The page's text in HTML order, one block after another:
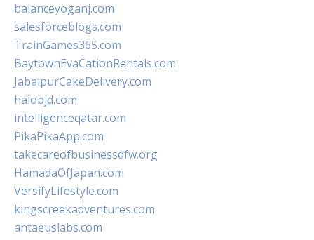
balanceyoganj.com
salesforceblogs.com
TrainGames365.com
BaytownEvaCationRentals.com
JabalpurCakeDelivery.com
halobjd.com
intelligenceqatar.com
PikaPikaApp.com
takecareofbusinessdfw.org
HamadaOfJapan.com
VersifyLifestyle.com
kingscreekadventures.com
antaeuslabs.com